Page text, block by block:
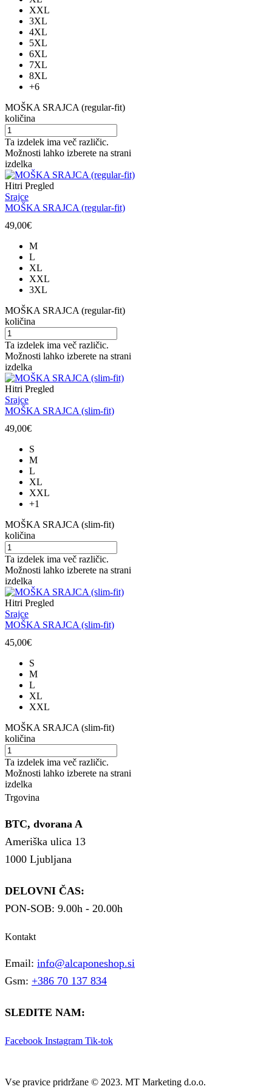
XXL
3XL
4XL
5XL
6XL
7XL
8XL
+6
MOŠKA SRAJCA (regular-fit)
količina
Ta izdelek ima več različic.
Možnosti lahko izberete na strani
izdelka
Hitri Pregled
Srajce
MOŠKA SRAJCA (regular-fit)
49,00€
M
L
XL
XXL
3XL
MOŠKA SRAJCA (regular-fit)
količina
Ta izdelek ima več različic.
Možnosti lahko izberete na strani
izdelka
Hitri Pregled
Srajce
MOŠKA SRAJCA (slim-fit)
49,00€
S
M
L
XL
XXL
+1
MOŠKA SRAJCA (slim-fit)
količina
Ta izdelek ima več različic.
Možnosti lahko izberete na strani
izdelka
Hitri Pregled
Srajce
MOŠKA SRAJCA (slim-fit)
45,00€
S
M
L
XL
XXL
MOŠKA SRAJCA (slim-fit)
količina
Ta izdelek ima več različic.
Možnosti lahko izberete na strani
izdelka
Trgovina
BTC, dvorana A
Ameriška ulica 13
1000 Ljubljana
DELOVNI ČAS:
PON-SOB: 9.00h - 20.00h
Kontakt
Email: info@alcaponeshop.si
Gsm: +386 70 137 834
SLEDITE NAM:
Facebook Instagram Tik-tok
Vse pravice pridržane © 2023. MT Marketing d.o.o.